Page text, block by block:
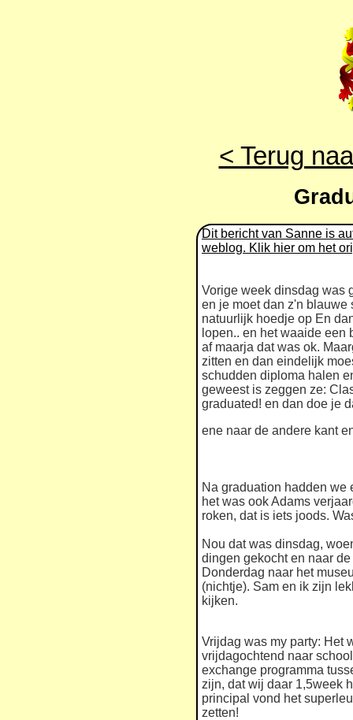
< Terug
Dit bericht van Sanne is
weblog. Klik hier om het
Vorige week dinsdag was
en je moet dan z'n blauwe
natuurlijk hoedje op En
lopen.. en het waaide
af maarja dat was ok.
zitten en dan eindelijk
schudden diploma halen
geweest is zeggen ze:
graduated! en dan doe je
ene naar de andere kant
Na graduation hadden we
het was ook Adams
roken, dat is iets joods.
Nou dat was dinsdag,
dingen gekocht en naar
Donderdag naar het
(nichtje). Sam en ik zijn
kijken.
Vrijdag was my party: Het
vrijdagochtend naar
exchange programma
zijn, dat wij daar 1,5week
principal vond het
zetten!